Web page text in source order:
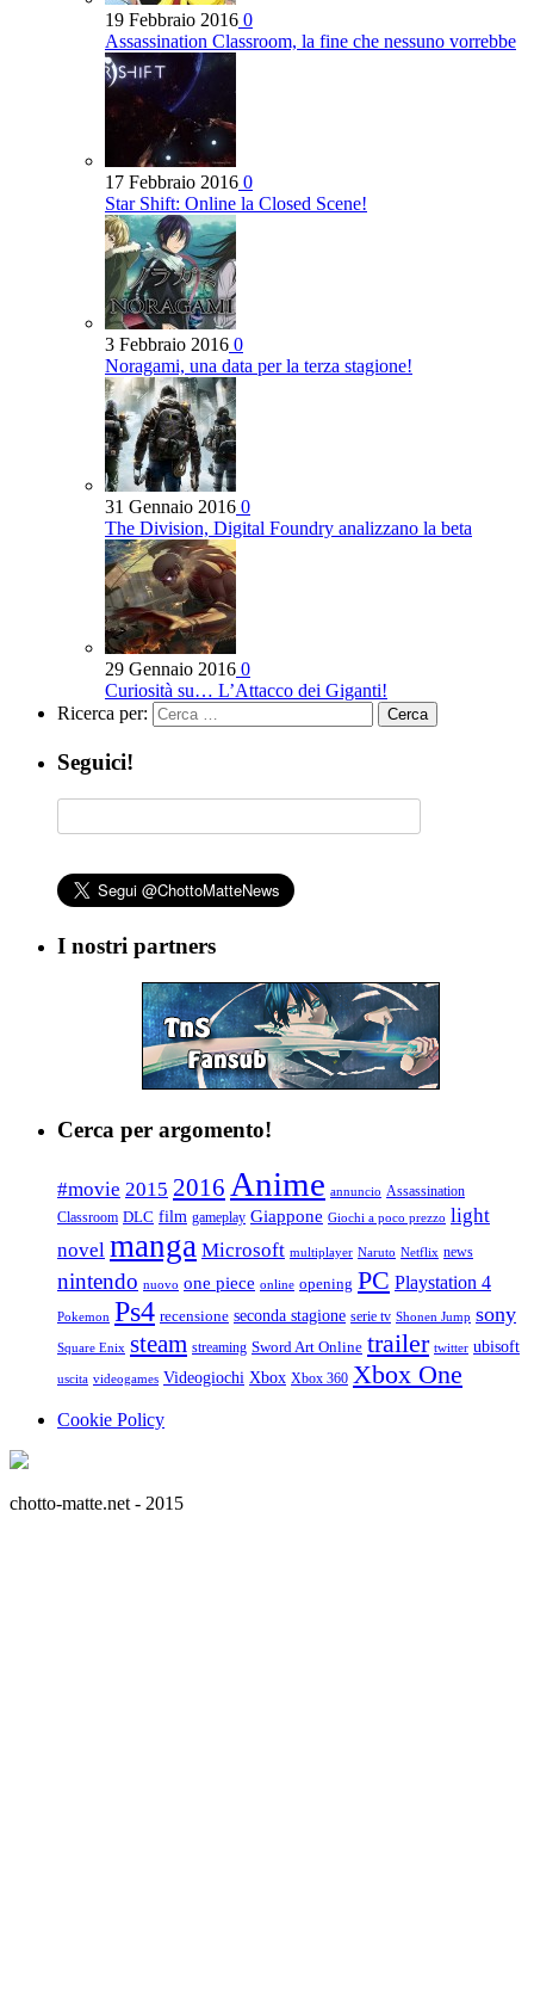
19 Febbraio 2016 0
Assassination Classroom, la fine che nessuno vorrebbe
17 Febbraio 2016 0
Star Shift: Online la Closed Scene!
3 Febbraio 2016 0
Noragami, una data per la terza stagione!
31 Gennaio 2016 0
The Division, Digital Foundry analizzano la beta
29 Gennaio 2016 0
Curiosità su… L’Attacco dei Giganti!
Ricerca per:
Seguici!
I nostri partners
Cerca per argomento!
#movie 2015 2016 Anime annuncio Assassination
Classroom DLC film gameplay Giappone Giochi a poco prezzo light
novel manga Microsoft multiplayer Naruto Netflix news
nintendo nuovo one piece online opening PC Playstation 4
Pokemon Ps4 recensione seconda stagione serie tv Shonen Jump sony
Square Enix steam streaming Sword Art Online trailer twitter ubisoft
uscita videogames Videogiochi Xbox Xbox 360 Xbox One
Cookie Policy
chotto-matte.net - 2015